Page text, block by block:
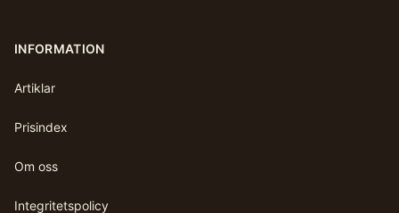
INFORMATION
Artiklar
Prisindex
Om oss
Integritetspolicy